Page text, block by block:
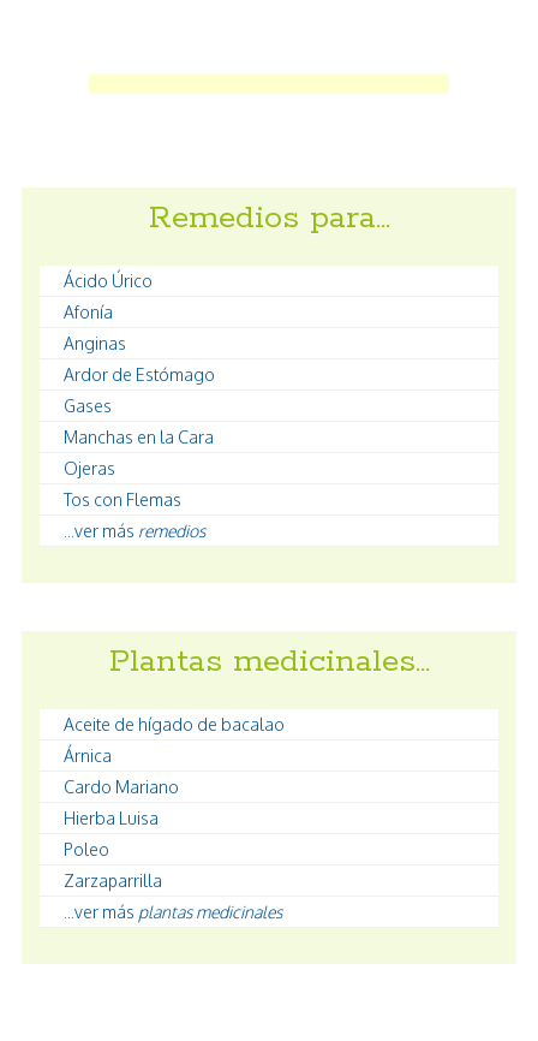
Remedios para…
Ácido Úrico
Afonía
Anginas
Ardor de Estómago
Gases
Manchas en la Cara
Ojeras
Tos con Flemas
...ver más remedios
Plantas medicinales…
Aceite de hígado de bacalao
Árnica
Cardo Mariano
Hierba Luisa
Poleo
Zarzaparrilla
...ver más plantas medicinales